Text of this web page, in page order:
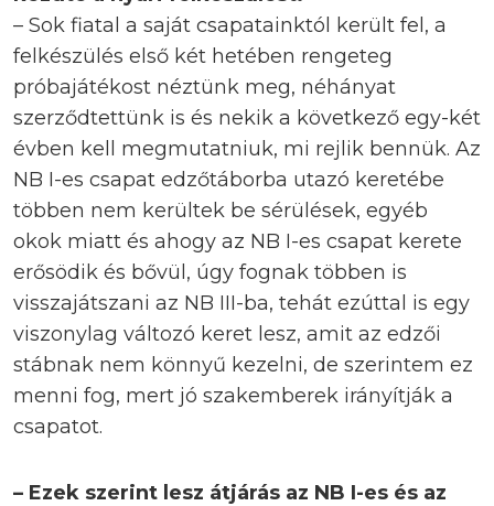
– Sok fiatal a saját csapatainktól került fel, a
felkészülés első két hetében rengeteg
próbajátékost néztünk meg, néhányat
szerződtettünk is és nekik a következő egy-két
évben kell megmutatniuk, mi rejlik bennük. Az
NB I-es csapat edzőtáborba utazó keretébe
többen nem kerültek be sérülések, egyéb
okok miatt és ahogy az NB I-es csapat kerete
erősödik és bővül, úgy fognak többen is
visszajátszani az NB III-ba, tehát ezúttal is egy
viszonylag változó keret lesz, amit az edzői
stábnak nem könnyű kezelni, de szerintem ez
menni fog, mert jó szakemberek irányítják a
csapatot.
– Ezek szerint lesz átjárás az NB I-es és az